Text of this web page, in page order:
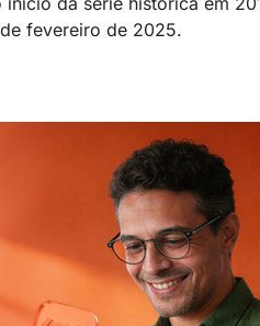
fevereiro de 2025.